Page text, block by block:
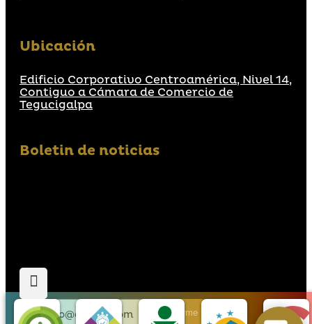
Ubicación
Edificio Corporativo Centroamérica, Nivel 14,
Contiguo a Cámara de Comercio de
Tegucigalpa
Boletin de noticias
Suscribirme